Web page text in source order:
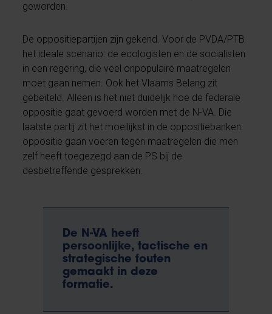
geworden.
De oppositiepartijen zijn gekend. Voor de PVDA/PTB
het ideale scenario: de ecologisten en de socialisten
in een regering, die veel onpopulaire maatregelen
moet gaan nemen. Ook het Vlaams Belang zit
gebeiteld. Alleen is het niet duidelijk hoe de federale
oppositie gaat gevoerd worden met de N-VA. Die
laatste partij zit het moeilijkst in de oppositiebanken:
oppositie gaan voeren tegen maatregelen die men
zelf heeft toegezegd aan de PS bij de
desbetreffende gesprekken.
De N-VA heeft
persoonlijke, tactische en
strategische fouten
gemaakt in deze
formatie.